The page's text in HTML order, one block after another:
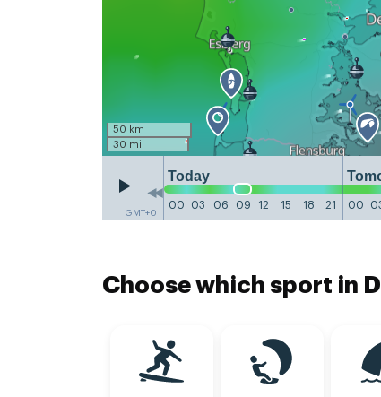
50 km
30 mi
GMT+0
Today
00 03 06 09 12 15 18 21 00
Choose which sport in